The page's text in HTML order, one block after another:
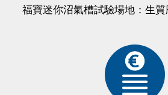
福寶迷你沼氣槽試驗場地：生